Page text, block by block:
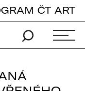
ČT ART